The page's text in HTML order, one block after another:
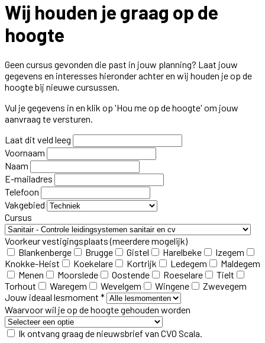
Wij houden je graag op de
hoogte
Geen cursus gevonden die past in jouw planning? Laat jouw
gegevens en interesses hieronder achter en wij houden je op de
hoogte bij nieuwe cursussen.
Vul je gegevens in en klik op 'Hou me op de hoogte' om jouw
aanvraag te versturen.
Laat dit veld leeg
Voornaam
Naam
E-mailadres
Telefoon
Vakgebied
Cursus
Voorkeur vestigingsplaats(meerdere mogelijk)
Blankenberge
Brugge Gistel Harelbeke
Izegem
Knokke-Heist
Koekelare Kortrijk Ledegem
Maldegem
Menen
Moorslede Oostende Roeselare
Tielt
Torhout
Waregem Wevelgem Wingene
Zwevegem
Jouw ideaal lesmoment *
Waarvoor wil je op de hoogte gehouden worden
Ik ontvang graag de nieuwsbrief van CVO Scala.